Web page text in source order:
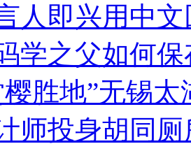
人即兴用中
学之父如何
胜地”无锡
师投身胡同